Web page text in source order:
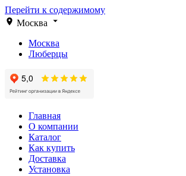
Перейти к содержимому
Москва
Москва
Люберцы
Главная
О компании
Каталог
Как купить
Доставка
Установка